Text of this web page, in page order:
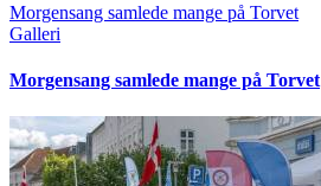
Morgensang samlede mange på Torvet
Galleri
Morgensang samlede mange på Torvet